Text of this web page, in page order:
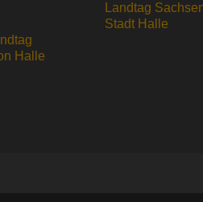
Halle
Landtag
Stadt Halle